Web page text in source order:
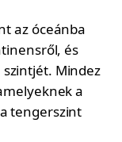
az óceánba
és
Mindez
a
tengerszint